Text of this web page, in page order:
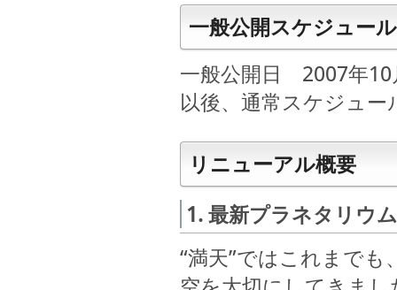
一般公開スケジュール
一般公開日 2007年
以後、通常スケジュ
リニューアル概要
1. 最新プラネタリウ
“満天”ではこれまで